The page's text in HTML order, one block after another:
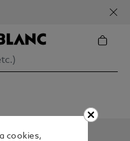
DE
cookies,